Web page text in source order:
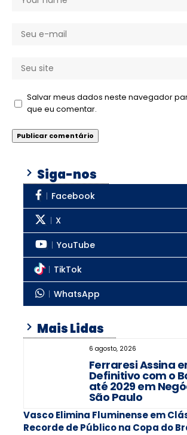
Salvar meus dados neste navegador
que eu comentar.
Siga-nos
Facebook
X
YouTube
TikTok
WhatsApp
Mais Lidas
6 agosto, 2026
Ferraresi Assina
Definitivo com o
até 2029 em
São Paulo
Vasco Elimina Fluminense em
Recorde de Público na Copa do